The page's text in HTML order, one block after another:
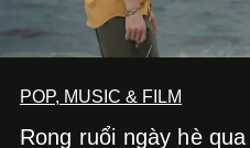
POP, MUSIC & FILM
Rong ruổi ngày hè